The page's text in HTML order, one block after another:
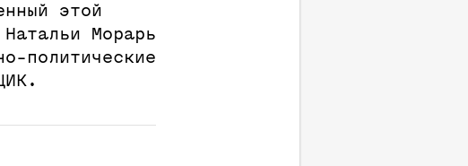
этой
Морарь
политические